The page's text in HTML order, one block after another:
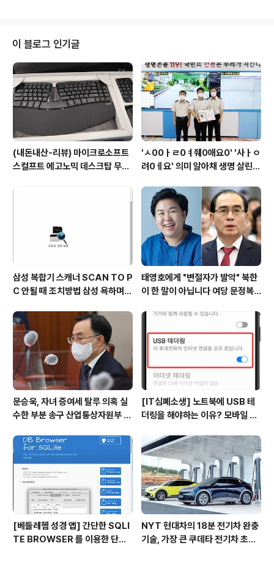
면 어떨 거라 생각되는가? 정치적인 편견이 얼마나 세상을
바꿔놓았는지 알 수 있듯, 건강상식에 대한 잘못된 방향성
이 우리의 건강을 얼마나 위협하고 있는지에 대해 생각해
보아야 할 것이다. 우선 정치적인 편견은 살아온 경험과 알
고 있는 지식을 기반으로 하고 있다. 하지만 언론이나 정부,
멀고 가까운 지인..
이 블로그 인기글
(내돈내산-리뷰) 마이크로소프트
스컬프트 에고노믹 데스크탑 무선
고가의 무선키보드세트 3in1, 만
'ㅅ00ㅏㄹ0ㅕ줴0애요0' '사ㅏㅇ
려0ㅔ요' 의미 알아채 생명 살린
살려 뿌듯, 당연한 일 업무에 자긍
심 모든 재난 상황 선봉 119 종합
상황실 요원들
삼성 복합기 스캐너 SCAN TO P
C 안될 때 조치방법 삼성 욕하며
0 에서 스캔 실패하고 나서 처리함
태영호에게 "변절자가 발악" 북한
이 한 말이 아닙니다 여당 문정복
문승욱, 자녀 증여세 탈루 의혹 실
수한 부분 송구 산업통상자원부 장
년간 두 자녀 합산 소득액 6600
만원 합산 예금액 2억원…보험액
대납 의혹 등 제기 문 후..
[IT심폐소생] 노트북에 USB 테
더링을 해야하는 이유? 모바일 핫
[베들레헴 성경 앱] 간단한 SQLI
TE BROWSER 를 이용한 단어
NYT 현대차의 18분 전기차 완충
기술, 가장 큰 쿠데타 전기차 초스